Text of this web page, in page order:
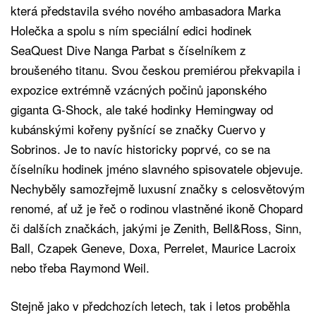
která představila svého nového ambasadora Marka
Holečka a spolu s ním speciální edici hodinek
SeaQuest Dive Nanga Parbat s číselníkem z
broušeného titanu. Svou českou premiérou překvapila i
expozice extrémně vzácných počinů japonského
giganta G-Shock, ale také hodinky Hemingway od
kubánskými kořeny pyšnící se značky Cuervo y
Sobrinos. Je to navíc historicky poprvé, co se na
číselníku hodinek jméno slavného spisovatele objevuje.
Nechyběly samozřejmě luxusní značky s celosvětovým
renomé, ať už je řeč o rodinou vlastněné ikoně Chopard
či dalších značkách, jakými je Zenith, Bell&Ross, Sinn,
Ball, Czapek Geneve, Doxa, Perrelet, Maurice Lacroix
nebo třeba Raymond Weil.
Stejně jako v předchozích letech, tak i letos proběhla